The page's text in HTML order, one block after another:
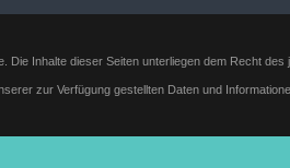
Die Inhalte dieser Seiten unterliegen dem Recht
zur Verfügung gestellten Daten und